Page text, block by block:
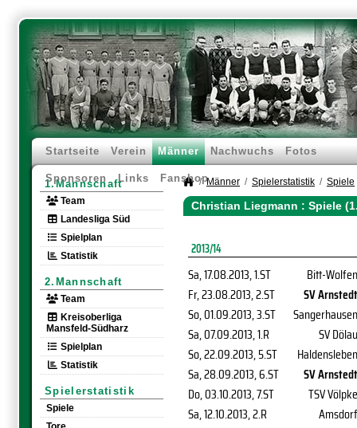
Startseite Verein Männer Nachwuchs Fotos
Sponsoren Links Fanshop
1.Mannschaft
Team
Landesliga Süd
Spielplan
Statistik
2.Mannschaft
Team
Kreisoberliga
Mansfeld-Südharz
Spielplan
Statistik
Spielerstatistik
Spiele
Männer Spielerstatistik Spiele
Christian Liegmann : Spiele
2013/14
Sa, 17.08.2013, 1.ST
Bitt-Wolfen
Fr, 23.08.2013, 2.ST
SV Arnstedt
So, 01.09.2013, 3.ST
Sangerhausen
Sa, 07.09.2013, 1.R
SV Dölau
So, 22.09.2013, 5.ST
Haldensleben
Sa, 28.09.2013, 6.ST
SV Arnstedt
Do, 03.10.2013, 7.ST
TSV Völpke
Sa, 12.10.2013, 2.R
Amsdorf